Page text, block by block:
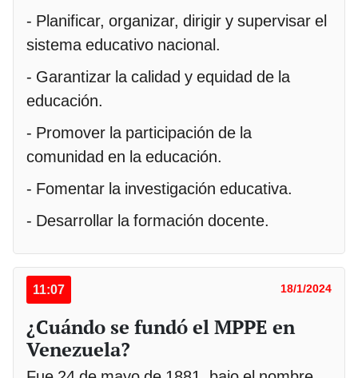
- Planificar, organizar, dirigir y supervisar el
sistema educativo nacional.
- Garantizar la calidad y equidad de la
educación.
- Promover la participación de la
comunidad en la educación.
- Fomentar la investigación educativa.
- Desarrollar la formación docente.
11:07 18/1/2024
¿Cuándo se fundó el MPPE en
Venezuela?